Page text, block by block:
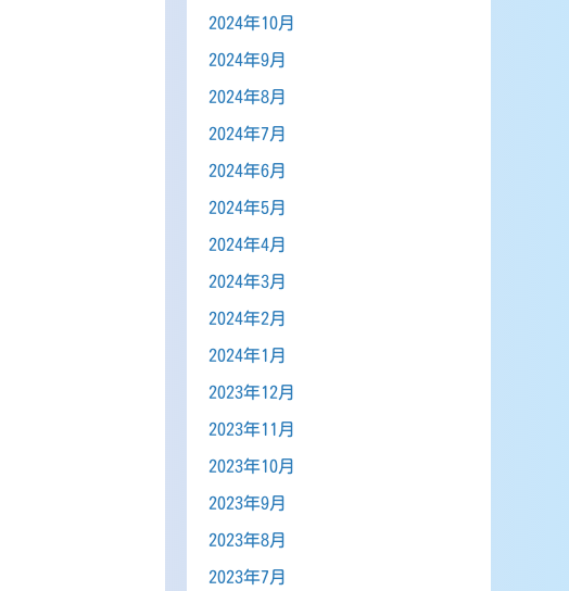
2024年10月
2024年9月
2024年8月
2024年7月
2024年6月
2024年5月
2024年4月
2024年3月
2024年2月
2024年1月
2023年12月
2023年11月
2023年10月
2023年9月
2023年8月
2023年7月